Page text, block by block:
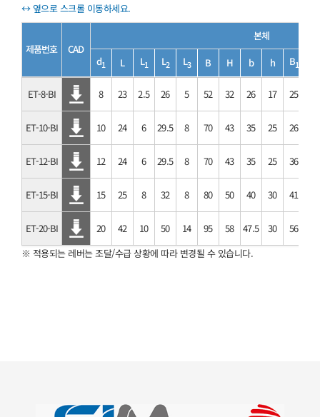
제품번호 CAD
본체
d1 L L1 L2 L3 B H b h B1
ET-8-BI 8 23 2.5 26 5 52 32 26 17 25
ET-10-BI 10 24 6 29.5 8 70 43 35 25 26
ET-12-BI 12 24 6 29.5 8 70 43 35 25 36
ET-15-BI 15 25 8 32 8 80 50 40 30 41
ET-20-BI 20 42 10 50 14 95 58 47.5 30 56
※ 적용되는 레버는 조달/수급 상황에 따라 변경될 수 있습니다.